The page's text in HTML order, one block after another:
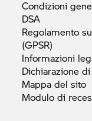
Condizioni
DSA
Regolamento
(GPSR)
Informazioni
Dichiarazione
Mappa delsito
Modulo di